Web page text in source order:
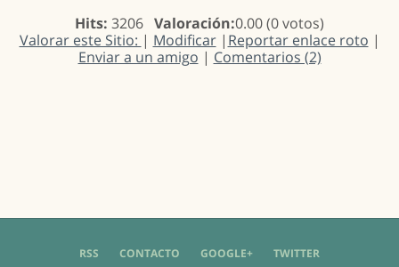
Hits: 3206 Valoración:0.00 (0 votos)
Valorar este Sitio: | Modificar| Reportar enlace roto |
Enviar a un amigo | Comentarios (2)
RSS CONTACTO GOOGLE+ TWITTER